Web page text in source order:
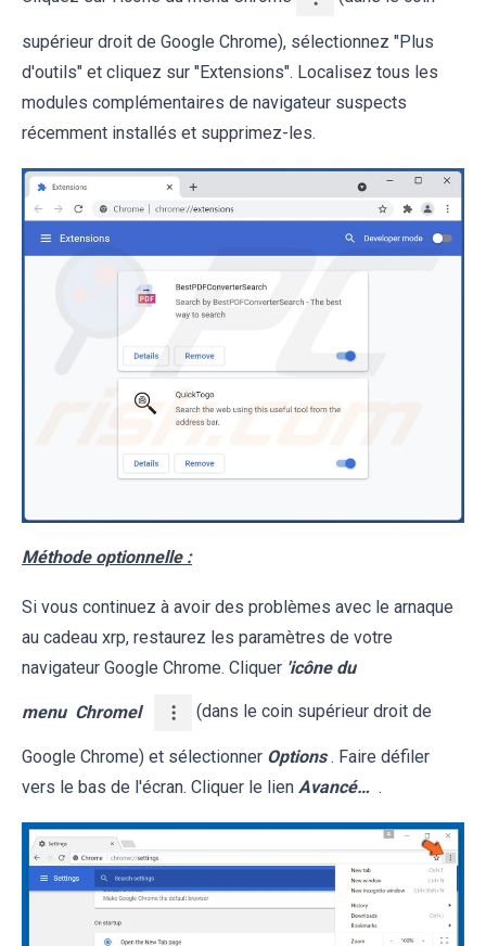
supérieur droit de Google Chrome), sélectionnez "Plus
d'outils" et cliquez sur "Extensions". Localisez tous les
modules complémentaires de navigateur suspects
récemment installés et supprimez-les.
Méthode optionnelle :
Si vous continuez à avoir des problèmes avec le arnaque
au cadeau xrp, restaurez les paramètres de votre
navigateur Google Chrome. Cliquer 'icône du
menu Chromel (dans le coin supérieur droit de
Google Chrome) et sélectionner Options . Faire défiler
vers le bas de l'écran. Cliquer le lien Avancé… .